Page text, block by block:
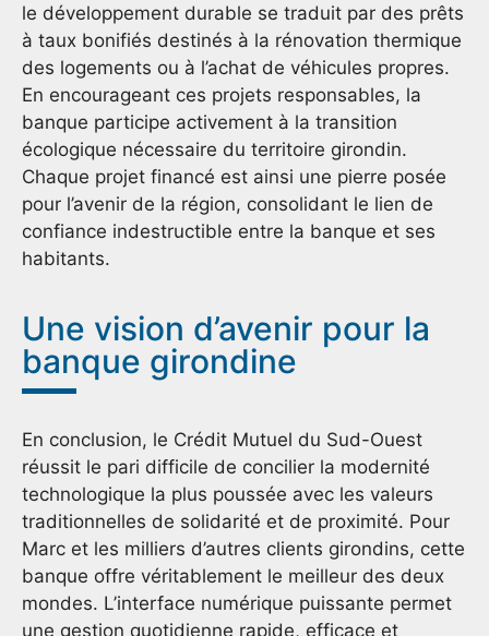
le développement durable se traduit par des prêts
à taux bonifiés destinés à la rénovation thermique
des logements ou à l’achat de véhicules propres.
En encourageant ces projets responsables, la
banque participe activement à la transition
écologique nécessaire du territoire girondin.
Chaque projet financé est ainsi une pierre posée
pour l’avenir de la région, consolidant le lien de
confiance indestructible entre la banque et ses
habitants.
Une vision d’avenir pour la
banque girondine
En conclusion, le Crédit Mutuel du Sud-Ouest
réussit le pari difficile de concilier la modernité
technologique la plus poussée avec les valeurs
traditionnelles de solidarité et de proximité. Pour
Marc et les milliers d’autres clients girondins, cette
banque offre véritablement le meilleur des deux
mondes. L’interface numérique puissante permet
une gestion quotidienne rapide, efficace et